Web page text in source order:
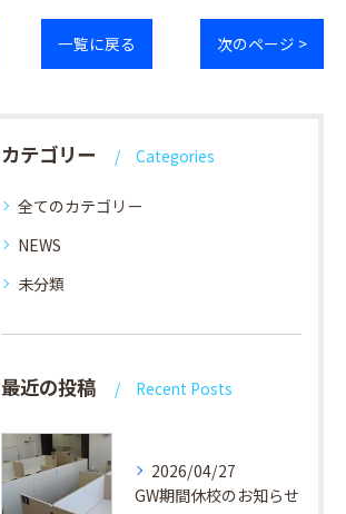
一覧に戻る 次のページ >
カテゴリー Categories
全てのカテゴリー
NEWS
未分類
最近の投稿 Recent Posts
2026/04/27
GW期間休校のお知らせ